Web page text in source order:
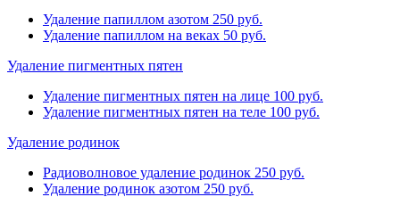
Удаление папиллом азотом 250 руб.
Удаление папиллом на веках 50 руб.
Удаление пигментных пятен
Удаление пигментных пятен на лице 100 руб.
Удаление пигментных пятен на теле 100 руб.
Удаление родинок
Радиоволновое удаление родинок 250 руб.
Удаление родинок азотом 250 руб.